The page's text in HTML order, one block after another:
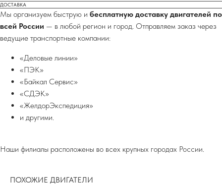
ДОСТАВКА
Мы организуем быструю и бесплатную доставку двигателей по
всей России — в любой регион и город. Отправляем заказ через
ведущие транспортные компании:
«Деловые линии»
«ПЭК»
«Байкал Сервис»
«СДЭК»
«ЖелдорЭкспедиция»
и другими.
Наши филиалы расположены во всех крупных городах России.
ПОХОЖИЕ ДВИГАТЕЛИ